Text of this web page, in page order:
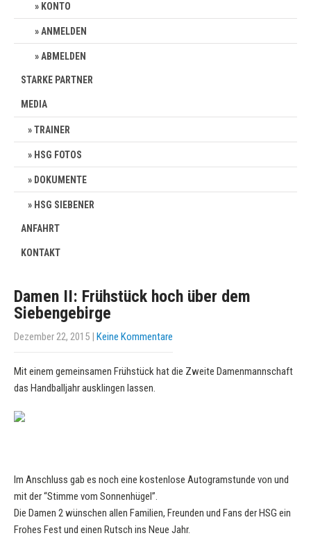
KONTO
ANMELDEN
ABMELDEN
STARKE PARTNER
MEDIA
TRAINER
HSG FOTOS
DOKUMENTE
HSG SIEBENER
ANFAHRT
KONTAKT
Damen II: Frühstück hoch über dem
Siebengebirge
Dezember 22, 2015 | Keine Kommentare
Mit einem gemeinsamen Frühstück hat die Zweite Damenmannschaft
das Handballjahr ausklingen lassen.
Im Anschluss gab es noch eine kostenlose Autogramstunde von und
mit der “Stimme vom Sonnenhügel”.
Die Damen 2 wünschen allen Familien, Freunden und Fans der HSG ein
Frohes Fest und einen Rutsch ins Neue Jahr.